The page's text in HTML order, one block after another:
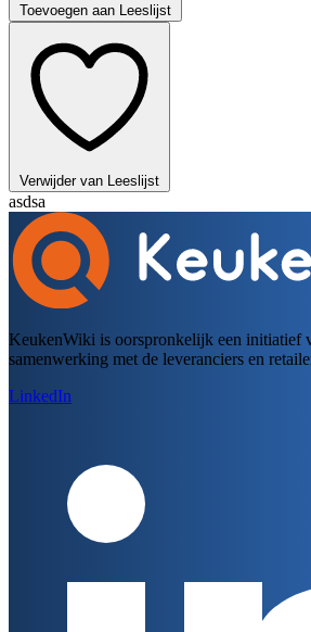
Toevoegen aan Leeslijst
Verwijder van Leeslijst
asdsa
KeukenWiki is oorspronkelijk een initiatief
samenwerking met de leveranciers en
LinkedIn